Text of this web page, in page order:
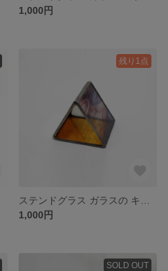
1,000円
残り1点
1,000円
SOLD OUT